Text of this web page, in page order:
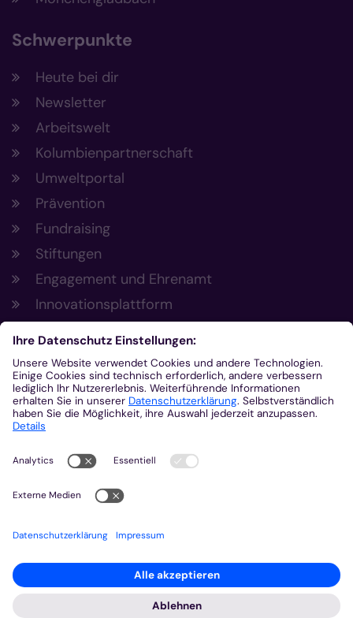
Schwerpunkte
Heute bei dir
Newsletter
Arbeitswelt
Kolumbienpartnerschaft
Umweltportal
Prävention
Fundraising
Stiftungen
Engagement und Ehrenamt
Innovationsplattform
Aus der Plattform
Nachrichten
Veranstaltungen
Gottesdienste
Stellenangebote
Kirchenzeitung
Amtsblatt (Kirchlicher Anzeiger)
Rechtsdatenbank
Meldestelle gemäß Hinweisgeberschutzgesetz